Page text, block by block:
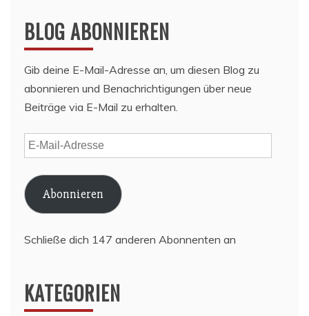
BLOG ABONNIEREN
Gib deine E-Mail-Adresse an, um diesen Blog zu
abonnieren und Benachrichtigungen über neue
Beiträge via E-Mail zu erhalten.
E-
Mail-
Adresse
Abonnieren
Schließe dich 147 anderen Abonnenten an
KATEGORIEN